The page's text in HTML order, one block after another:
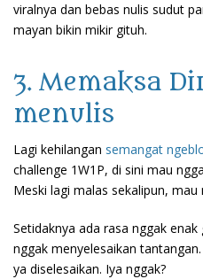
viralnya dan bebas nulis sudut
mayan bikin mikir gituh.
3. Memaksa
menulis
Lagi kehilangan semangat
challenge 1W1P, di sini mau
Meski lagi malas sekalipun, mau
Setidaknya ada rasa nggak
nggak menyelesaikan
ya diselesaikan. Iya nggak?